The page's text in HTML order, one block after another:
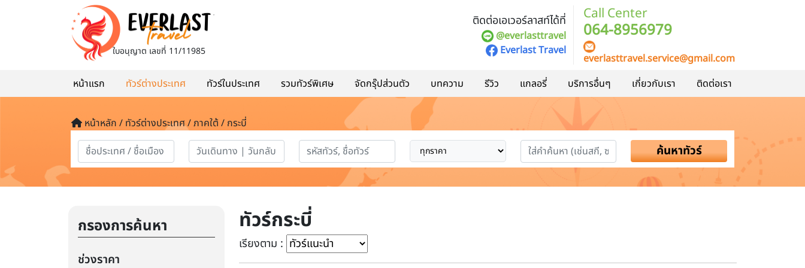
ใบอนุญาต เลขที่ 11/11985
ติดต่อเอเวอร์ลาสท์ได้ที่
@everlasttravel
Everlast Travel
Call Center
064-8956979
everlasttravel.service@gmail.com
หน้าแรก
ทัวร์ต่างประเทศ ทัวร์ในประเทศ รวมทัวร์พิเศษ จัดกรุ๊ปส่วนตัว บทความ รีวิว แกลอรี่ บริการอื่นๆ เกี่ยวกับเรา ติดต่อเรา
หน้าหลัก / ทัวร์ต่างประเทศ / ภาคใต้ / กระบี่
ค้นหาทัวร์
กรองการค้นหา
ช่วงราคา
ทัวร์กระบี่
เรียงตาม :